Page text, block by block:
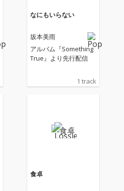
ラスでも参加。 伊藤ゴ
ローのプロデュース曲
えてヴァージニア・ア
ストレイの1986年のヒ
ット曲「Some Small H
ット映画『国宝』の主
映画『もし、これから
生まれるのなら』(監
督：土海明日香)の主題
詩人リフアト・アルア
なにもいらない
坂本美雨
アルバム『Something
True』より先行配信
1 track
食卓